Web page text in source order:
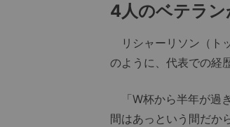
4人のベテラ
リシャーリソン（ト
のように、代表での経
「W杯から半年が過
間はあっという間だか